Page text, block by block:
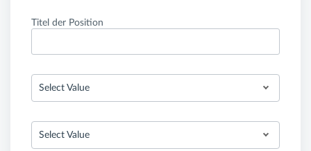
Titel der Position
Select Value
Select Value